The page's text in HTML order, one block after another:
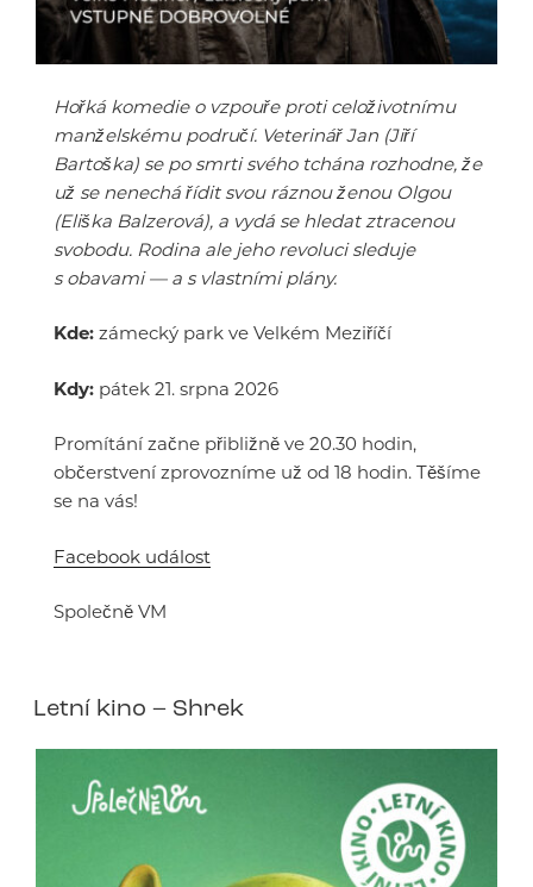
Hořká komedie o vzpouře proti celoživotnímu
manželskému područí. Veterinář Jan (Jiří
Bartoška) se po smrti svého tchána rozhodne, že
už se nenechá řídit svou ráznou ženou Olgou
(Eliška Balzerová), a vydá se hledat ztracenou
svobodu. Rodina ale jeho revoluci sleduje
s obavami — a s vlastními plány.
Kde: zámecký park ve Velkém Meziříčí
Kdy: pátek 21. srpna 2026
Promítání začne přibližně ve 20.30 hodin,
občerstvení zprovozníme už od 18 hodin. Těšíme
se na vás!
Facebook událost
Společně VM
Letní kino – Shrek